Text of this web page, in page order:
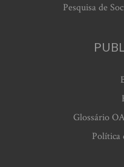
Pesquisa de
Glossário
Política